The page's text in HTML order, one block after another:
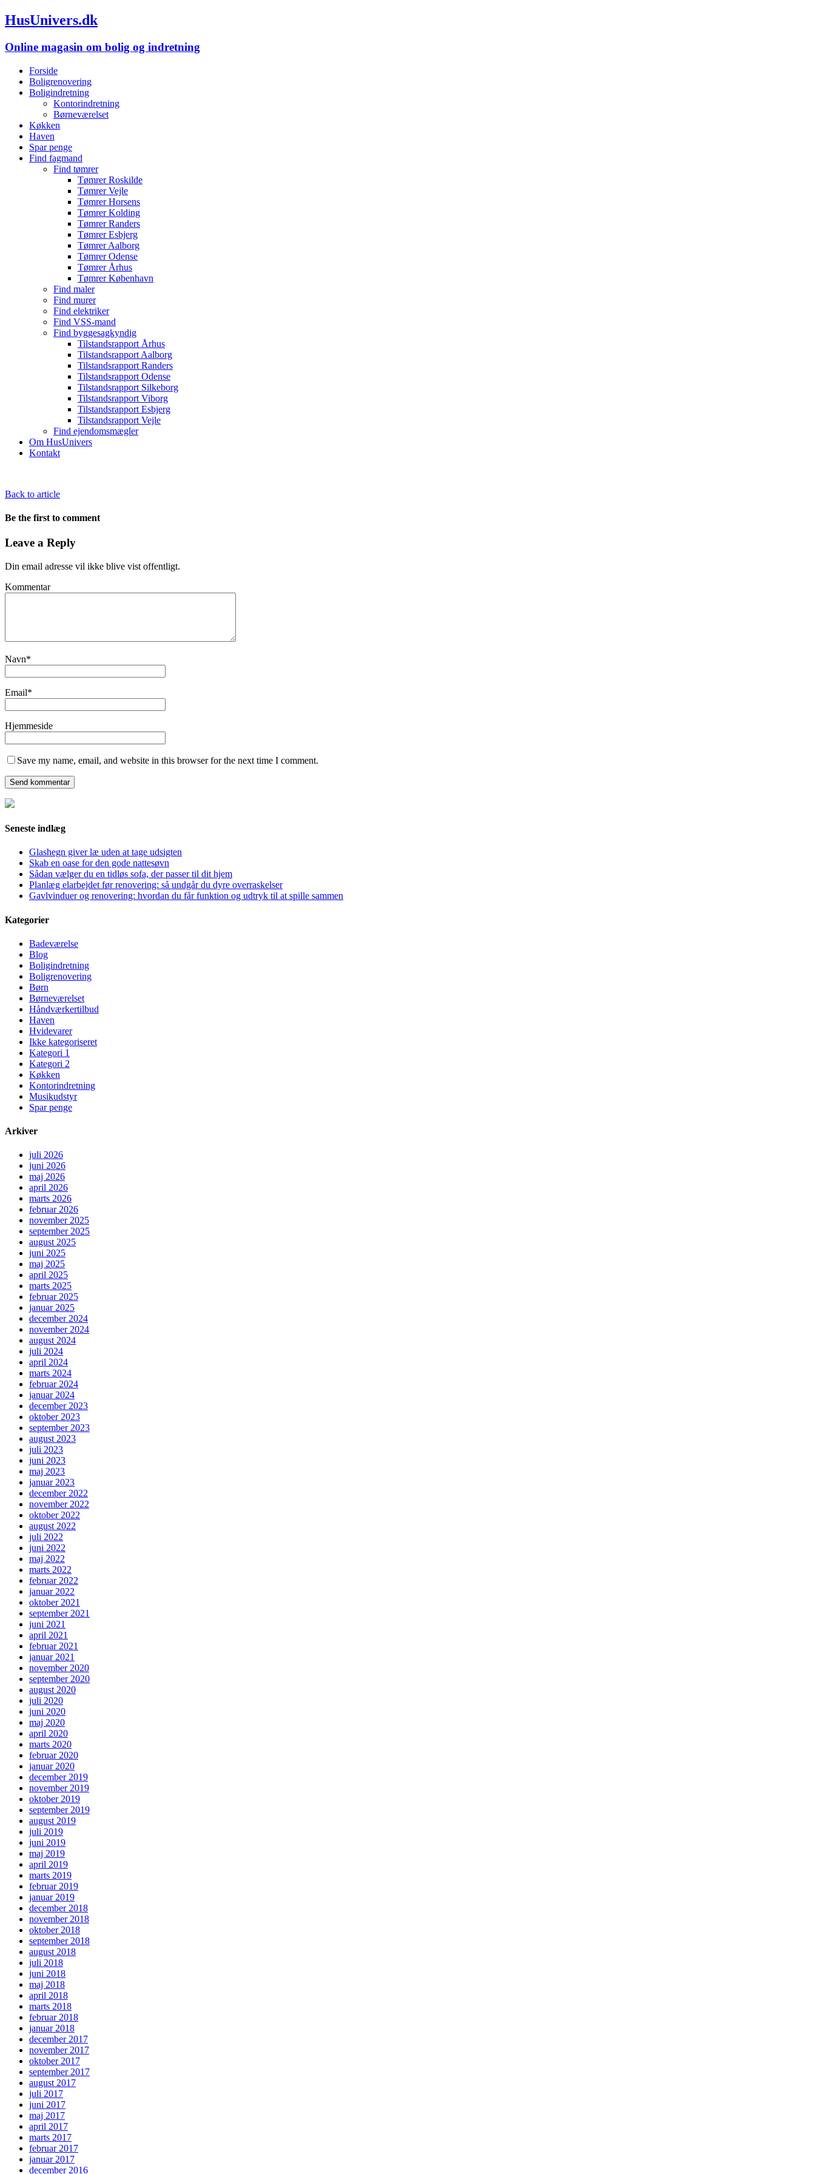
HusUnivers.dk
Online magasin om bolig og indretning
Forside
Boligrenovering
Boligindretning
Kontorindretning
Børneværelset
Køkken
Haven
Spar penge
Find fagmand
Find tømrer
Tømrer Roskilde
Tømrer Vejle
Tømrer Horsens
Tømrer Kolding
Tømrer Randers
Tømrer Esbjerg
Tømrer Aalborg
Tømrer Odense
Tømrer Århus
Tømrer København
Find maler
Find murer
Find elektriker
Find VSS-mand
Find byggesagkyndig
Tilstandsrapport Århus
Tilstandsrapport Aalborg
Tilstandsrapport Randers
Tilstandsrapport Odense
Tilstandsrapport Silkeborg
Tilstandsrapport Viborg
Tilstandsrapport Esbjerg
Tilstandsrapport Vejle
Find ejendomsmægler
Om HusUnivers
Kontakt
Back to article
Be the first to comment
Leave a Reply
Din email adresse vil ikke blive vist offentligt.
Kommentar
Navn*
Email*
Hjemmeside
Save my name, email, and website in this browser for the next time I comment.
Seneste indlæg
Glashegn giver læ uden at tage udsigten
Skab en oase for den gode nattesøvn
Sådan vælger du en tidløs sofa, der passer til dit hjem
Planlæg elarbejdet før renovering: så undgår du dyre overraskelser
Gavlvinduer og renovering: hvordan du får funktion og udtryk til at spille sammen
Kategorier
Badeværelse
Blog
Boligindretning
Boligrenovering
Børn
Børneværelset
Håndværkertilbud
Haven
Hvidevarer
Ikke kategoriseret
Kategori 1
Kategori 2
Køkken
Kontorindretning
Musikudstyr
Spar penge
Arkiver
juli 2026
juni 2026
maj 2026
april 2026
marts 2026
februar 2026
november 2025
september 2025
august 2025
juni 2025
maj 2025
april 2025
marts 2025
februar 2025
januar 2025
december 2024
november 2024
august 2024
juli 2024
april 2024
marts 2024
februar 2024
januar 2024
december 2023
oktober 2023
september 2023
august 2023
juli 2023
juni 2023
maj 2023
januar 2023
december 2022
november 2022
oktober 2022
august 2022
juli 2022
juni 2022
maj 2022
marts 2022
februar 2022
januar 2022
oktober 2021
september 2021
juni 2021
april 2021
februar 2021
januar 2021
november 2020
september 2020
august 2020
juli 2020
juni 2020
maj 2020
april 2020
marts 2020
februar 2020
januar 2020
december 2019
november 2019
oktober 2019
september 2019
august 2019
juli 2019
juni 2019
maj 2019
april 2019
marts 2019
februar 2019
januar 2019
december 2018
november 2018
oktober 2018
september 2018
august 2018
juli 2018
juni 2018
maj 2018
april 2018
marts 2018
februar 2018
januar 2018
december 2017
november 2017
oktober 2017
september 2017
august 2017
juli 2017
juni 2017
maj 2017
april 2017
marts 2017
februar 2017
januar 2017
december 2016